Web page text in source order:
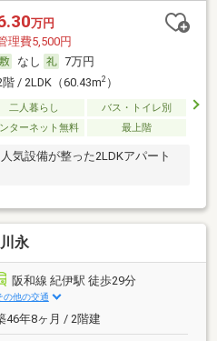
万円
理費5,500円
なし
7万円
階 / 2LDK（60.43m2）
二人暮らし
バス・トイレ別
ターネット無料 最上階
気設備が整った2LDKアパート
永
阪和線 紀伊駅 徒歩29分
の他の交通
46年8ヶ月 / 2階建